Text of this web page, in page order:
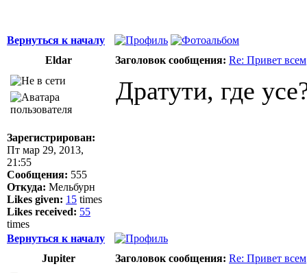
Вернуться к началу
Eldar
Заголовок сообщения: Re: Привет всем
Зарегистрирован:
Пт мар 29, 2013,
21:55
Сообщения: 555
Откуда: Мельбурн
Likes given: 15 times
Likes received: 55
times
Дратути, где
Вернуться к началу
Jupiter
Заголовок сообщения: Re: Привет всем